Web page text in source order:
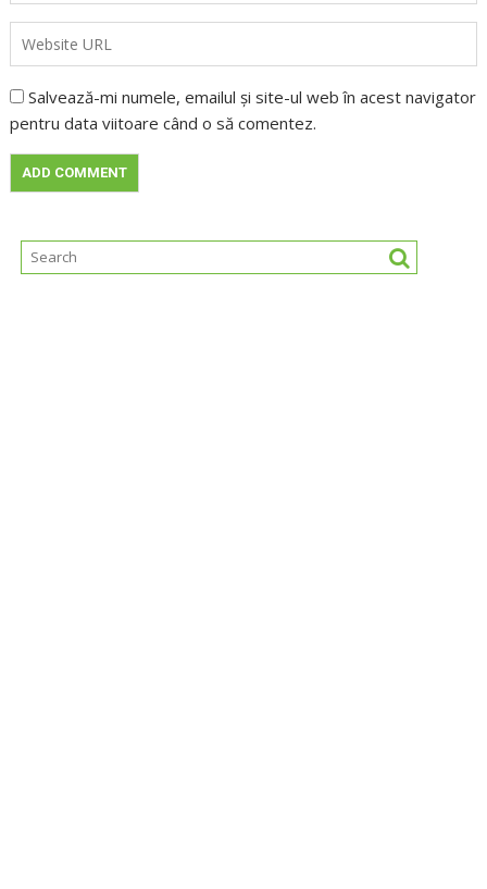
Salvează-mi numele, emailul și site-ul web în acest navigator
pentru data viitoare când o să comentez.